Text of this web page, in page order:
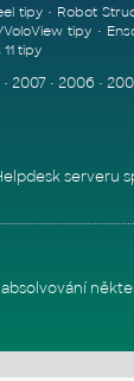
tipy • Robot
tipy •
tipy
• 2007• 2006•
serveru